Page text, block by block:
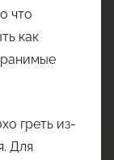
что
как
греть из-
Для